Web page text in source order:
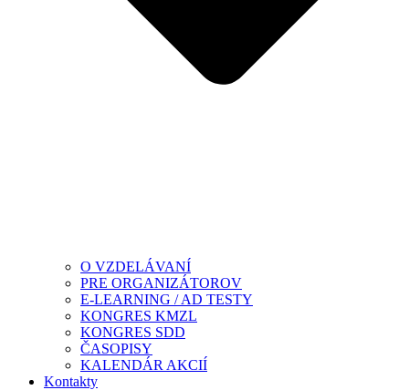
O VZDELÁVANÍ
PRE ORGANIZÁTOROV
E-LEARNING / AD TESTY
KONGRES KMZL
KONGRES SDD
ČASOPISY
KALENDÁR AKCIÍ
Kontakty